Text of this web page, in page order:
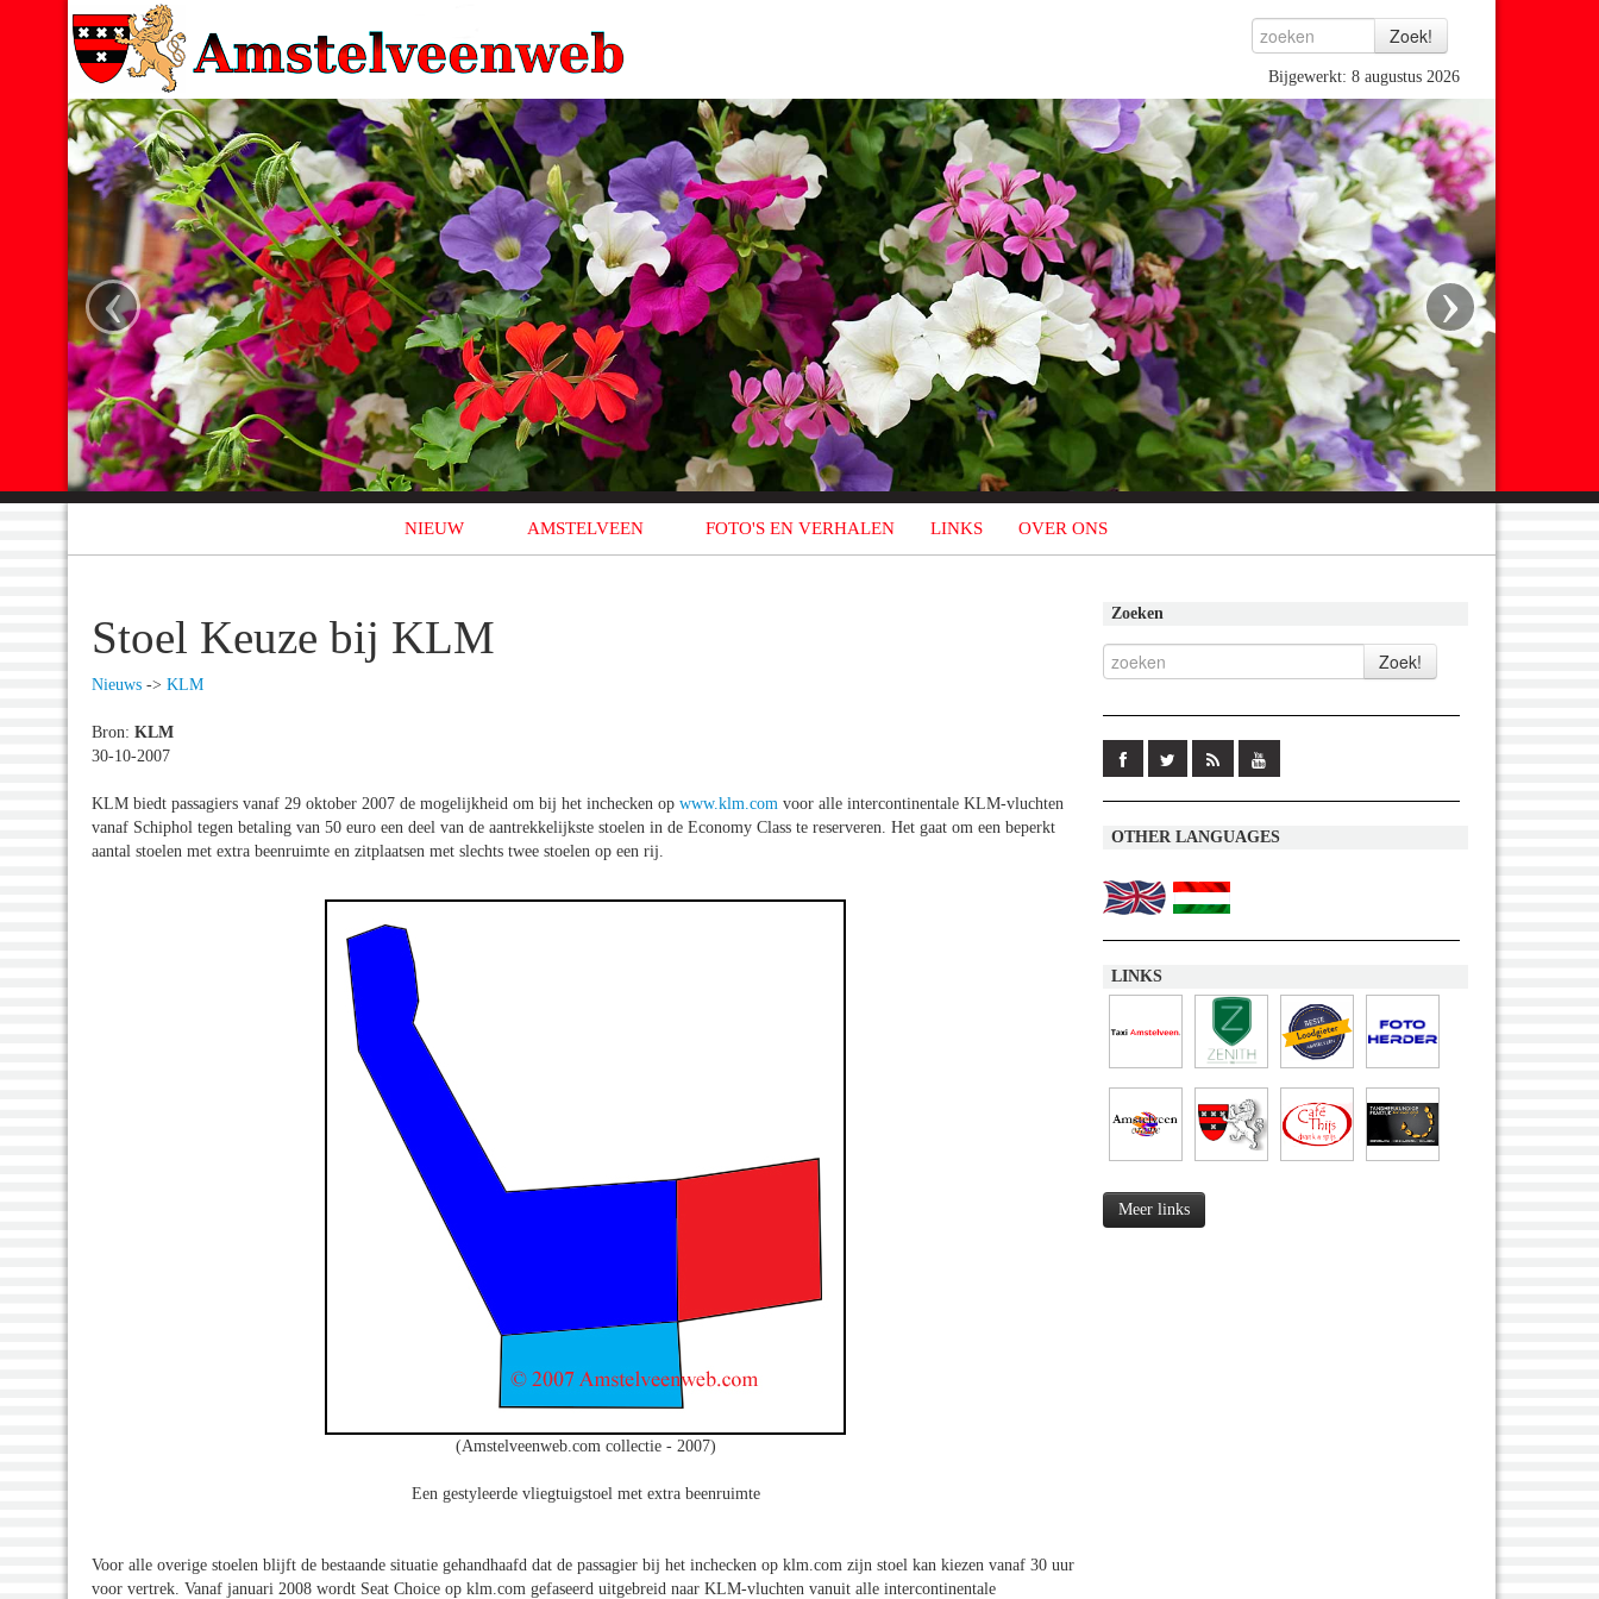
Bijgewerkt: 8 augustus 2026
‹ ›
NIEUW AMSTELVEEN FOTO'S EN VERHALEN LINKS OVER ONS
Stoel Keuze bij KLM
Nieuws -> KLM
Bron: KLM
30-10-2007
KLM biedt passagiers vanaf 29 oktober 2007 de mogelijkheid om bij het inchecken op www.klm.com voor alle intercontinentale KLM-vluchten
vanaf Schiphol tegen betaling van 50 euro een deel van de aantrekkelijkste stoelen in de Economy Class te reserveren. Het gaat om een beperkt
aantal stoelen met extra beenruimte en zitplaatsen met slechts twee stoelen op een rij.
(Amstelveenweb.com collectie - 2007)
Een gestyleerde vliegtuigstoel met extra beenruimte
Voor alle overige stoelen blijft de bestaande situatie gehandhaafd dat de passagier bij het inchecken op klm.com zijn stoel kan kiezen vanaf 30 uur
voor vertrek. Vanaf januari 2008 wordt Seat Choice op klm.com gefaseerd uitgebreid naar KLM-vluchten vanuit alle intercontinentale
Zoeken
OTHER LANGUAGES
LINKS
Meer links